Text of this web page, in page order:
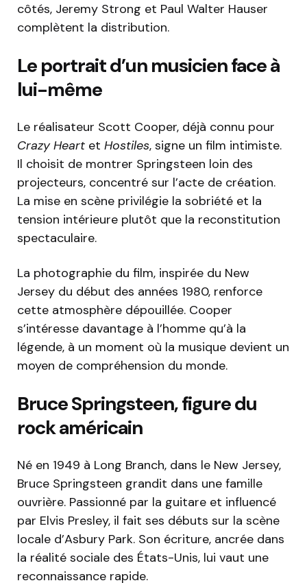
côtés, Jeremy Strong et Paul Walter Hauser
complètent la distribution.
Le portrait d’un musicien face à
lui-même
Le réalisateur Scott Cooper, déjà connu pour
Crazy Heart et Hostiles, signe un film intimiste.
Il choisit de montrer Springsteen loin des
projecteurs, concentré sur l’acte de création.
La mise en scène privilégie la sobriété et la
tension intérieure plutôt que la reconstitution
spectaculaire.
La photographie du film, inspirée du New
Jersey du début des années 1980, renforce
cette atmosphère dépouillée. Cooper
s’intéresse davantage à l’homme qu’à la
légende, à un moment où la musique devient un
moyen de compréhension du monde.
Bruce Springsteen, figure du
rock américain
Né en 1949 à Long Branch, dans le New Jersey,
Bruce Springsteen grandit dans une famille
ouvrière. Passionné par la guitare et influencé
par Elvis Presley, il fait ses débuts sur la scène
locale d’Asbury Park. Son écriture, ancrée dans
la réalité sociale des États-Unis, lui vaut une
reconnaissance rapide.